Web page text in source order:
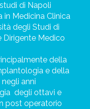
di Napoli
in Medicina Clinica
degli Studi di
Dirigente Medico
della
e della
anni
degli ottavi e
post operatorio